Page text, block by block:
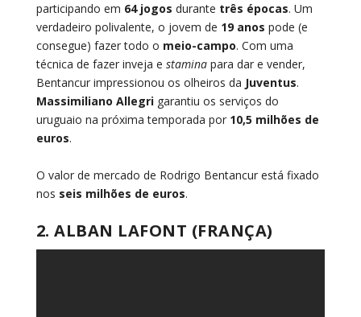
participando em 64 jogos durante três épocas. Um
verdadeiro polivalente, o jovem de 19 anos pode (e
consegue) fazer todo o meio-campo. Com uma
técnica de fazer inveja e staminapara dar e vender,
Bentancur impressionou os olheiros da Juventus.
Massimiliano Allegrigarantiu os serviços do
uruguaio na próxima temporada por 10,5 milhões de
euros.
O valor de mercado de Rodrigo Bentancur está fixado
nos seis milhões de euros.
2. ALBAN LAFONT (FRANÇA)